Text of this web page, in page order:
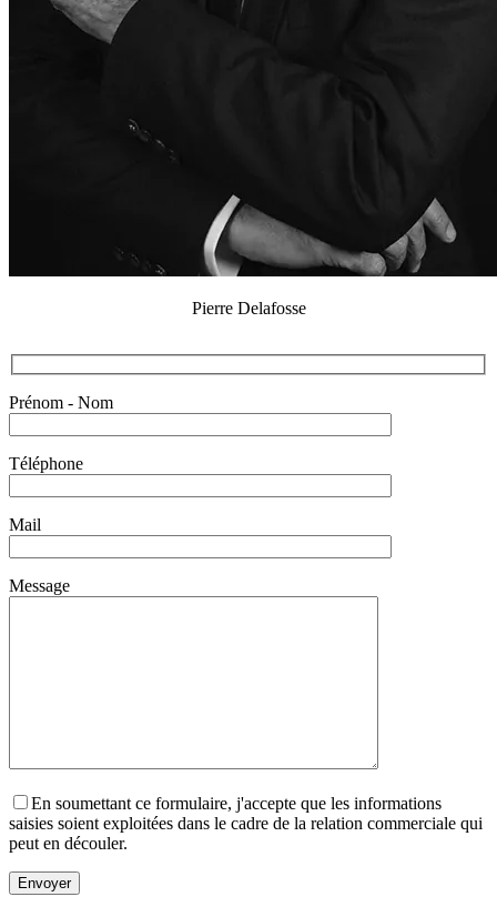
Pierre Delafosse
Prénom - Nom
Téléphone
Mail
Message
En soumettant ce formulaire, j'accepte que les informations
saisies soient exploitées dans le cadre de la relation commerciale qui
peut en découler.